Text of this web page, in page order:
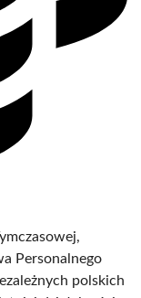
Personalnego
polskich